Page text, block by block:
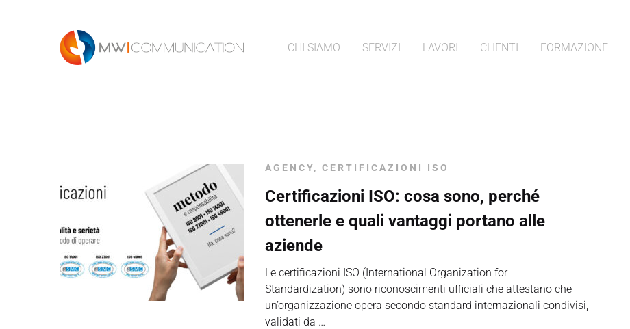
CHI SIAMO SERVIZI LAVORI CLIENTI FORMAZIONE
AGENCY, CERTIFICAZIONI ISO
Certificazioni ISO: cosa sono, perché
ottenerle e quali vantaggi portano alle
aziende
Le certificazioni ISO (International Organization for
Standardization) sono riconoscimenti ufficiali che attestano che
un’organizzazione opera secondo standard internazionali condivisi,
validati da …